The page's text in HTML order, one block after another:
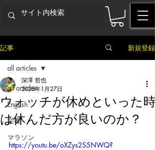
記事 新規登録
all articles
English
栄養
マラソン
all articles
ウォッチが休めといった時
は休んだ方が良いのか？
深澤 哲也
2025年1月27日
https://youtu.be/oXZys2S5NWQ?